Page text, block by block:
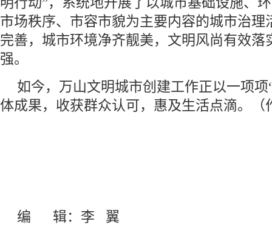
市场秩序、市容市貌为主要内容的城市治理
完善，城市环境净齐靓美，文明风尚有效落
强。
如今，万山文明城市创建工作正以一项
体成果，收获群众认可，惠及生活点滴。（
编 辑：李 翼